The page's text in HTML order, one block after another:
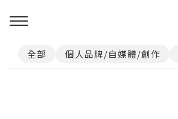
全部 個人品牌/自媒體/創作